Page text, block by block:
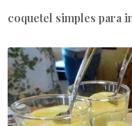
coquetel simples para